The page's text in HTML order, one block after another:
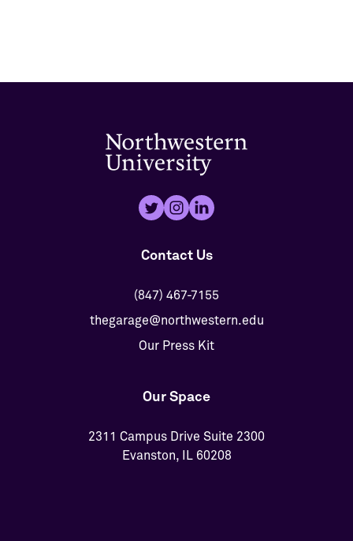
Contact Us
(847) 467-7155
thegarage@northwestern.edu
Our Press Kit
Our Space
2311 Campus Drive Suite 2300
Evanston, IL 60208